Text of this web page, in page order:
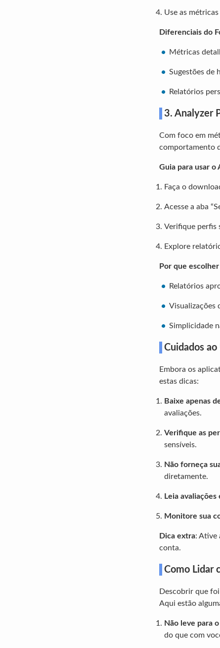
Use as
Diferenciais do
Métricas
Sugestões de
Relatórios
3. Analyzer
Com foco em
comportamento
Guia para usar o
Faça o
Acesse a aba
Verifique perfis
Explore
Por que
Relatórios
Visualizações
Simplicidade
Cuidados
Embora os
estas dicas:
Baixe apenas
avaliações.
Verifique as
sensíveis.
Não forneça
diretamente.
Leia
Monitore sua
Dica extra: Ative
conta.
Como Lidar
Descobrir que
Aqui estão
Não leve para
do que com